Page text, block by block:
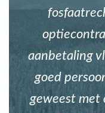
aanbetaling
goed
geweest met